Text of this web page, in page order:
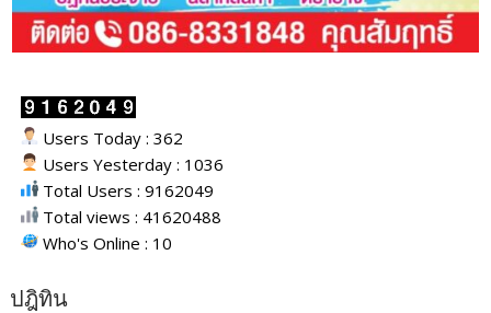
Users Today : 362
Users Yesterday : 1036
Total Users : 9162049
Total views : 41620488
Who's Online : 10
ปฎิทิน